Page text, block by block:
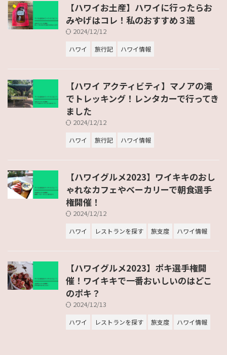
【ハワイお土産】ハワイに行ったらお
みやげはコレ！私のおすすめ３選
2024/12/12
ハワイ 旅行記 ハワイ情報
【ハワイ アクティビティ】マノアの滝
でトレッキング！レンタカーで行ってき
ました
2024/12/12
ハワイ 旅行記 ハワイ情報
【ハワイグルメ2023】ワイキキのおし
ゃれなカフェやベーカリーで朝食選手
権開催！
2024/12/12
ハワイ レストランを探す 旅支度 ハワイ情報
【ハワイグルメ2023】ポキ選手権開
催！ワイキキで一番おいしいのはどこ
のポキ？
2024/12/13
ハワイ レストランを探す 旅支度 ハワイ情報